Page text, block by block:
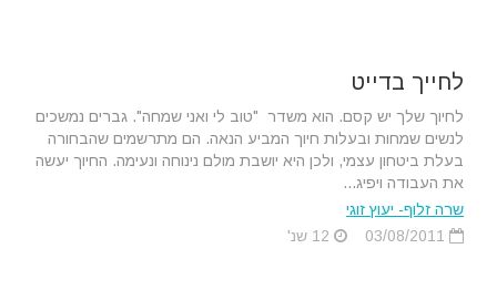
לחייך בדייט
לחיוך שלך יש קסם. הוא משדר "טוב לי ואני שמחה". גברים נמשכים
לנשים שמחות ובעלות חיוך המביע הנאה. הם מתרשמים שהבחורה
בעלת ביטחון עצמי, ולכן היא יושבת מולם נינוחה ונעימה. החיוך יעשה
את העבודה ויפיג...
שרה זלוף- יעוץ זוגי